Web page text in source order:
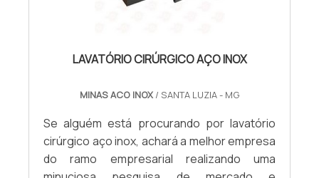
altamente qualificada, consegue encontrar
o setor alimentício e produtos em aço inox
o que há de melhor em tecnologia ao
cliente.Não obstante, quando falamos em
balcão self service, deve-se descartar
empresas que não tenham produtos e
serviços com ótima qualidade e precisão,
LAVATÓRIO CIRÚRGICO AÇO INOX
MINAS ACO INOX/ SANTA LUZIA - MG
Se alguém está procurando por lavatório
cirúrgico aço inox, achará a melhor empresa
do ramo empresarial realizando uma